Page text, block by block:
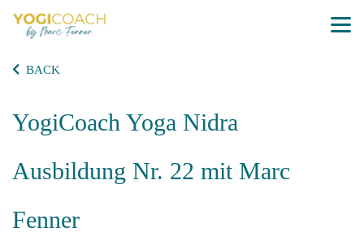
BACK
YogiCoach Yoga Nidra
Ausbildung Nr. 22 mit Marc
Fenner